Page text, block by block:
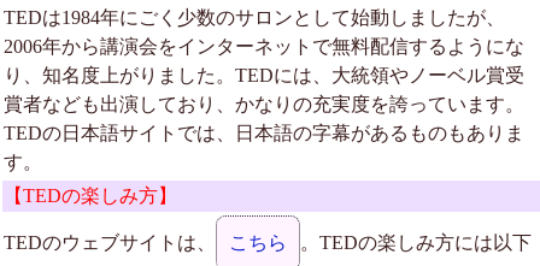
TEDは1984年にごく少数のサロンとして始動しましたが、
2006年から講演会をインターネットで無料配信するようにな
り、知名度上がりました。TEDには、大統領やノーベル賞受
賞者なども出演しており、かなりの充実度を誇っています。
TEDの日本語サイトでは、日本語の字幕があるものもありま
す。
【TEDの楽しみ方】
TEDのウェブサイトは、 こちら 。TEDの楽しみ方には以下